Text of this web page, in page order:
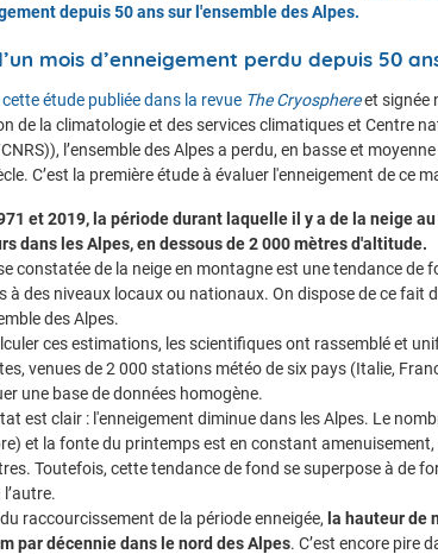
depuis 50 ans sur l'ensemble des Alpes.
mois d’enneigement perdu depuis 50
cette étude publiée dans la revue The Cryosphereet signée
de la climatologie et des services climatiques et Centre
l’ensemble des Alpes a perdu, en basse et
C’est la première étude à évaluer l'enneigement de ce
et 2019, la période durant laquelle il y a de la neige
dans les Alpes, en dessous de 2 000 mètres d'altitude.
constatée de la neige en montagne est une tendance de
à des niveaux locaux ou nationaux. On dispose de ce fait
des Alpes.
ces estimations, les scientifiques ont rassemblé et
venues de 2 000 stations météo de six pays (Italie,
une base de données homogène.
est clair : l'enneigement diminue dans les Alpes. Le
et la fonte du printemps est en constant
Toutefois, cette tendance de fond se superpose à de
raccourcissement de la période enneigée, la hauteur de
par décennie dans le nord des Alpes. C’est encore pire